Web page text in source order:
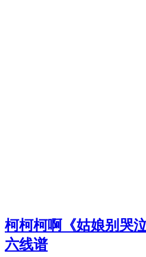
柯柯柯啊《姑娘别哭
六线谱